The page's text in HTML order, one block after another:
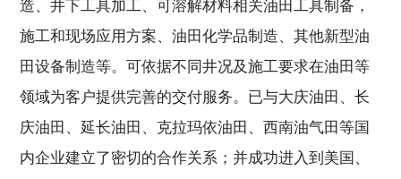
造、井下工具加工、可溶解材料相关油田工具制备，
施工和现场应用方案、油田化学品制造、其他新型油
田设备制造等。可依据不同井况及施工要求在油田等
领域为客户提供完善的交付服务。已与大庆油田、长
庆油田、延长油田、克拉玛依油田、西南油气田等国
内企业建立了密切的合作关系；并成功进入到美国、